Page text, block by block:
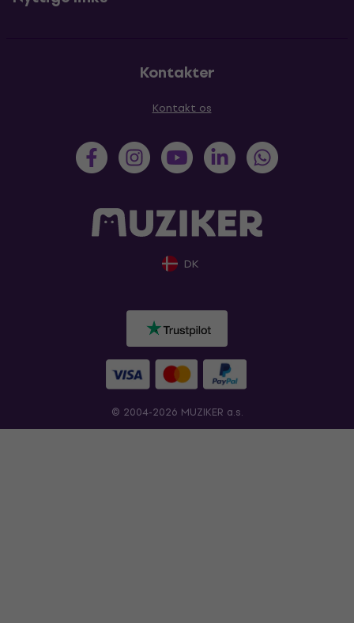
Kontakter
Kontakt os
DK
© 2004-2026 MUZIKER a.s.